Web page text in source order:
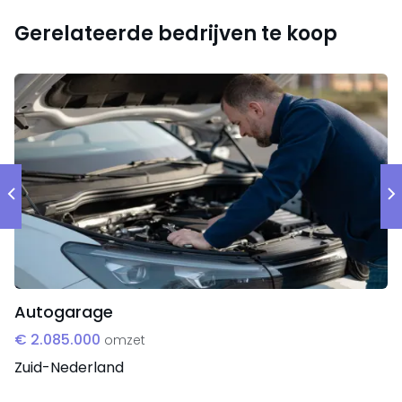
Gerelateerde bedrijven te koop
Autogarage
€ 2.085.000 omzet
Zuid-Nederland